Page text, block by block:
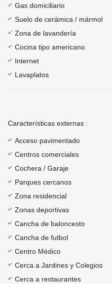
Gas domiciliario
Suelo de cerámica / mármol
Zona de lavandería
Cocina tipo americano
Internet
Lavaplatos
Características externas :
Acceso pavimentado
Centros comerciales
Cochera / Garaje
Parques cercanos
Zona residencial
Zonas deportivas
Cancha de baloncesto
Cancha de futbol
Centro Médico
Cerca a Jardines y Colegios
Cerca a restaurantes